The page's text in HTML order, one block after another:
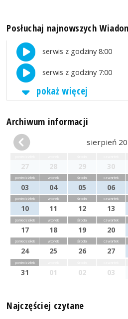
Posłuchaj najnowszych
serwis z godziny 8:00
serwis z godziny 7:00
pokaż więcej
Archiwum informacji
sierpień
27 28 29 30
poniedziałek
03
wtorek
04
środa
05
czwartek
06
poniedziałek
10
wtorek
11
środa
12
czwartek
13
poniedziałek
17
wtorek
18
środa
19
czwartek
20
poniedziałek
24
wtorek
25
środa
26
czwartek
27
poniedziałek
31 01 02 03
Najczęściej czytane